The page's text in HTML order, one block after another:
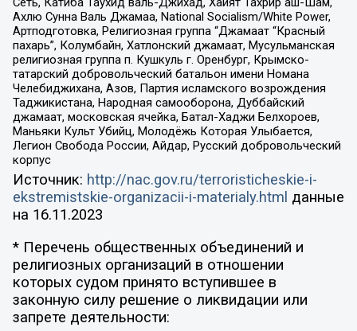
Ахлю Сунна Валь Джамаа, National Socialism/White Power,
Артподготовка, Религиозная группа “Джамаат “Красный
пахарь”, Колумбайн, Хатлонский джамаат, Мусульманская
религиозная группа п. Кушкуль г. Оренбург, Крымско-
татарский добровольческий батальон имени Номана
Челебиджихана, Азов, Партия исламского возрождения
Таджикистана, Народная самооборона, Дуббайский
джамаат, московская ячейка, Батал-Хаджи Белхороев,
Маньяки Культ Убийц, Молодёжь Которая Улыбается,
Легион Свобода России, Айдар, Русский добровольческий
корпус
Источник: http://nac.gov.ru/terroristicheskie-i-
ekstremistskie-organizacii-i-materialy.html данные
на 16.11.2023
* Перечень общественных объединений и
религиозных организаций в отношении
которых судом принято вступившее в
законную силу решение о ликвидации или
запрете деятельности: